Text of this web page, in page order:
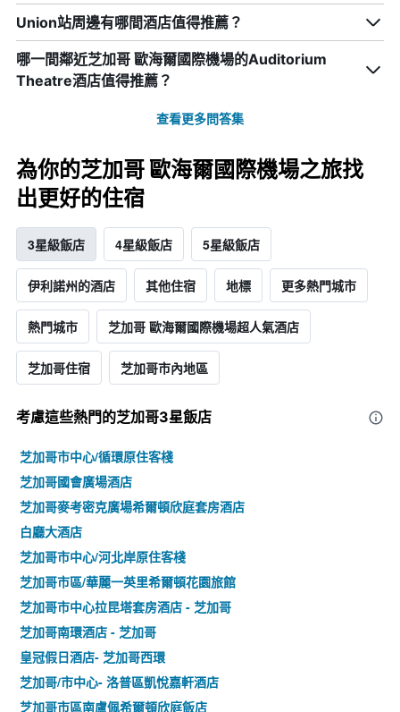
Union站周邊有哪間酒店值得推薦？
哪一間鄰近芝加哥 歐海爾國際機場的Auditorium
Theatre酒店值得推薦？
查看更多問答集
為你的芝加哥 歐海爾國際機場之旅找
出更好的住宿
3星級飯店 4星級飯店 5星級飯店
伊利諾州的酒店 其他住宿 地標 更多熱門城市
熱門城市 芝加哥 歐海爾國際機場超人氣酒店
芝加哥住宿 芝加哥市內地區
考慮這些熱門的芝加哥3星​飯店
芝加哥市中心/循環原住客棧
芝加哥國會廣場酒店
芝加哥麥考密克廣場希爾頓欣庭套房酒店
白廳大酒店
芝加哥市中心/河北岸原住客棧
芝加哥市區/華麗一英里希爾頓花園旅館
芝加哥市中心拉昆塔套房酒店 - 芝加哥
芝加哥南環酒店 - 芝加哥
皇冠假日酒店- 芝加哥西環
芝加哥/市中心- 洛普區凱悅嘉軒酒店
芝加哥市區南盧佩希爾頓欣庭飯店